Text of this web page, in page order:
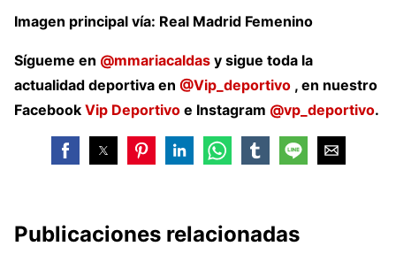
Imagen principal vía: Real Madrid Femenino
Sígueme en @mmariacaldas y sigue toda la
actualidad deportiva en @Vip_deportivo , en nuestro
Facebook Vip Deportivo e Instagram @vp_deportivo.
Publicaciones relacionadas